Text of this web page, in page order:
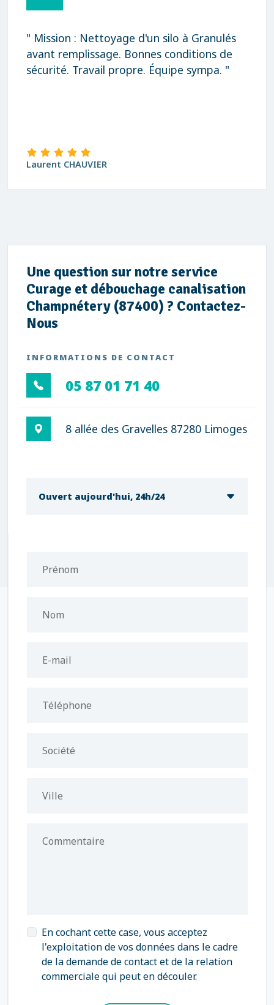
" Mission : Nettoyage d'un silo à Granulés
avant remplissage. Bonnes conditions de
sécurité. Travail propre. Équipe sympa. "
Laurent CHAUVIER
Une question sur notre service
Curage et débouchage canalisation
Champnétery (87400) ? Contactez-
Nous
INFORMATIONS DE CONTACT
05 87 01 71 40
8 allée des Gravelles 87280 Limoges
Ouvert aujourd'hui, 24h/24
Prénom
Nom
E-mail
Téléphone
Société
Ville
Commentaire
En cochant cette case, vous acceptez
l'exploitation de vos données dans le cadre
de la demande de contact et de la relation
commerciale qui peut en découler.